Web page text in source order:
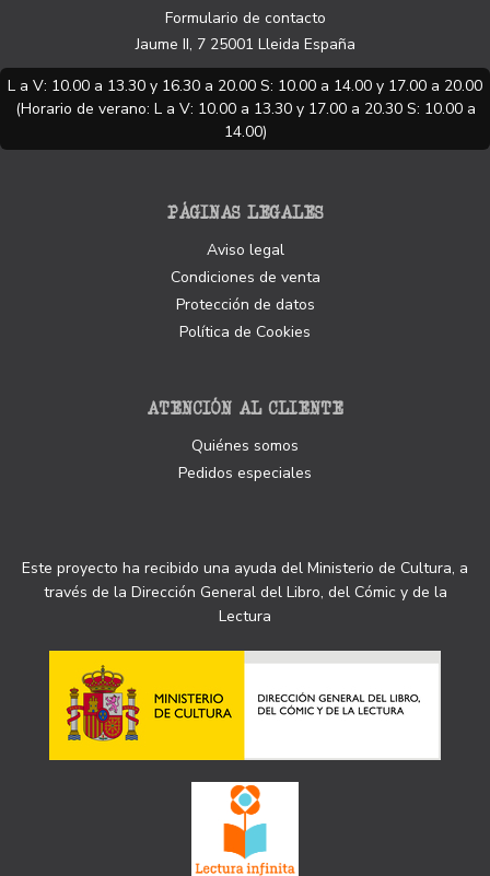
Formulario de contacto
Jaume II, 7 25001 Lleida España
L a V: 10.00 a 13.30 y 16.30 a 20.00 S: 10.00 a 14.00 y 17.00 a 20.00
(Horario de verano: L a V: 10.00 a 13.30 y 17.00 a 20.30 S: 10.00 a
14.00)
PÁGINAS LEGALES
Aviso legal
Condiciones de venta
Protección de datos
Política de Cookies
ATENCIÓN AL CLIENTE
Quiénes somos
Pedidos especiales
Este proyecto ha recibido una ayuda del Ministerio de Cultura, a
través de la Dirección General del Libro, del Cómic y de la
Lectura